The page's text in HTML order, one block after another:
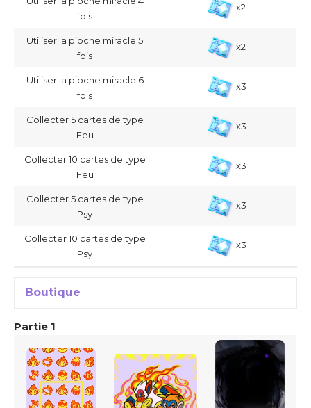
fois
x2
Utiliser la pioche miracle 5
fois
x2
Utiliser la pioche miracle 6
fois
x3
Collecter 5 cartes de type
Feu
x3
Collecter 10 cartes de type
Feu
x3
Collecter 5 cartes de type
Psy
x3
Collecter 10 cartes de type
Psy
x3
Boutique
Partie 1